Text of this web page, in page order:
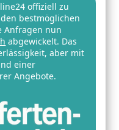
offiziell zu
bestmöglichen
Anfragen nun
abgewickelt. Das
aber mit
einer
Angebote.